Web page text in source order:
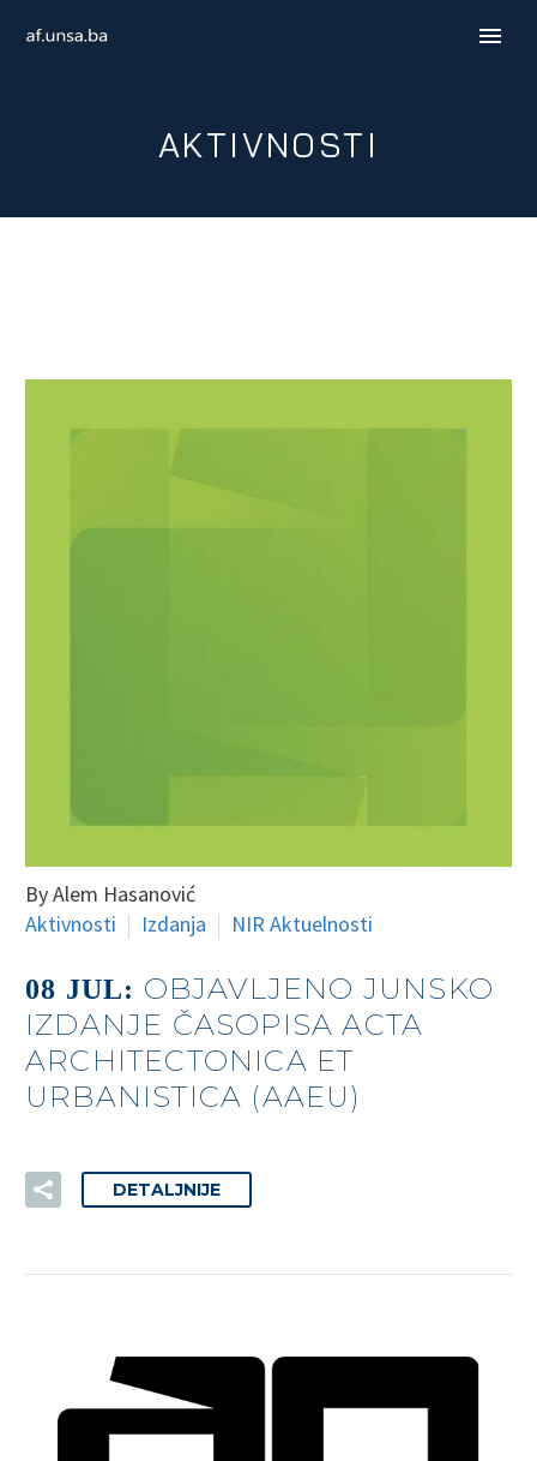
ENGLISH
AKTIVNOSTI
By Alem Hasanović
Aktivnosti
Izdanja NIR Aktuelnosti
08 JUL: OBJAVLJENO JUNSKO
IZDANJE ČASOPISA ACTA
ARCHITECTONICA ET
URBANISTICA (AAEU)
DETALJNIJE